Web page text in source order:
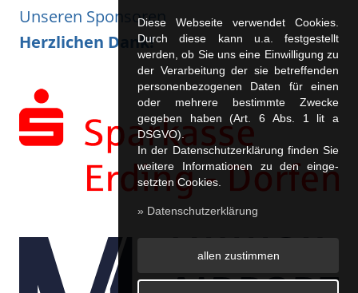
Unseren Sponsoren
Herzlichen Dank!
Diese Webseite verwendet Cookies.
Durch diese kann u.a. fest­ge­stellt
werden, ob Sie uns eine Einwilligung zu
der Verarbeitung der sie betreffenden
personenbezogenen Daten für einen
oder mehrere bestimmte Zwecke
gegeben haben (Art. 6 Abs. 1 lit a
DSGVO).
In der Datenschutzerklärung finden Sie
weitere Informationen zu den ein­ge­
setz­ten Cookies.
» Datenschutzerklärung
allen zustimmen